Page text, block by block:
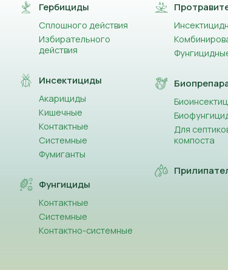
Гербициды
Сплошного действия
Избирательного
действия
Инсектициды
Акарициды
Кишечные
Контактные
Системные
Фумиганты
Фунгициды
Контактные
Системные
Контактно-системные
Для
компоста